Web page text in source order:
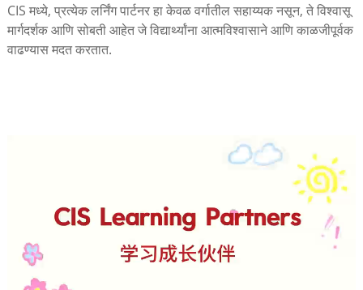
CIS मध्ये, प्रत्येक लर्निंग पार्टनर हा केवळ वर्गातील सहाय्यक नसून, ते विश्वासू
मार्गदर्शक आणि सोबती आहेत जे विद्यार्थ्यांना आत्मविश्वासाने आणि काळजीपूर्वक
वाढण्यास मदत करतात.